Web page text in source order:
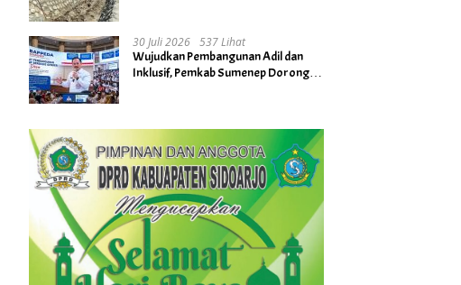
30 Juli 2026
537 Lihat
Wujudkan Pembangunan Adil dan
Inklusif, Pemkab Sumenep Dorong